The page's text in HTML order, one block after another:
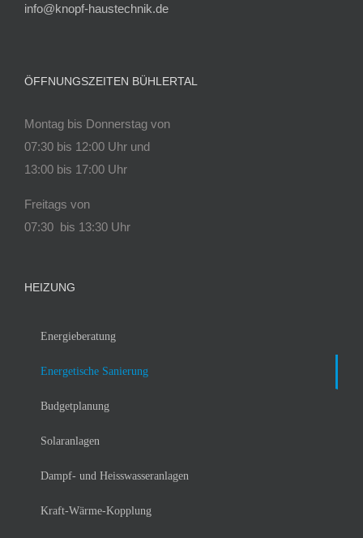
info@knopf-haustechnik.de
ÖFFNUNGSZEITEN BÜHLERTAL
Montag bis Donnerstag von
07:30 bis 12:00 Uhr und
13:00 bis 17:00 Uhr
Freitags von
07:30 bis 13:30 Uhr
HEIZUNG
Energieberatung
Energetische Sanierung
Budgetplanung
Solaranlagen
Dampf- und Heisswasseranlagen
Kraft-Wärme-Kopplung